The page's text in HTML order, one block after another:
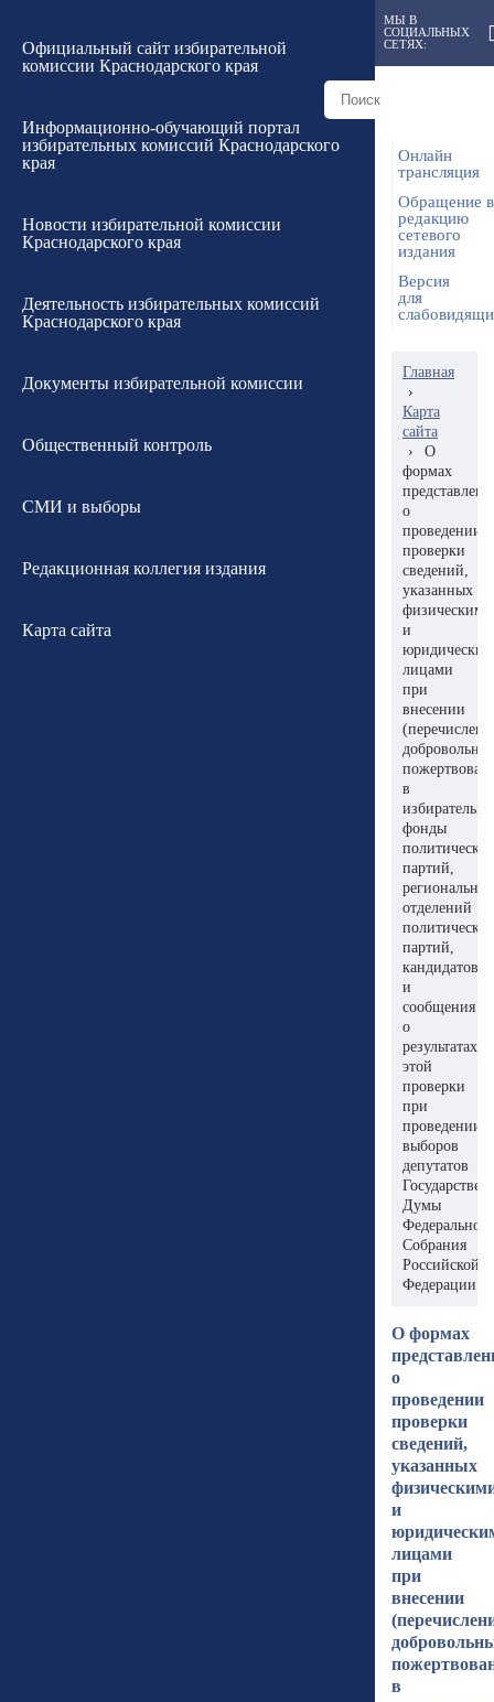
Официальный сайт избирательной
комиссии Краснодарского края
Информационно-обучающий портал
избирательных комиссий Краснодарского
края
Новости избирательной комиссии
Краснодарского края
Деятельность избирательных комиссий
Краснодарского края
Документы избирательной комиссии
Общественный контроль
СМИ и выборы
Редакционная коллегия издания
Карта сайта
МЫ В
СОЦИАЛЬНЫХ
СЕТЯХ:
Онлайн
трансляция
Обращение в
редакцию
сетевого
издания
Версия
для
Главная
›
Карта
сайта
›
О
формах
о
проведении
проверки
сведений,
указанных
физическими
и
лицами
при
внесении
в
фонды
партий,
отделений
партий,
кандидатов
и
сообщения
о
результатах
этой
проверки
при
проведении
выборов
депутатов
Думы
Федерального
Собрания
Российской
Федерации
О формах
о
проведении
проверки
сведений,
указанных
и
лицами
при
внесении
в